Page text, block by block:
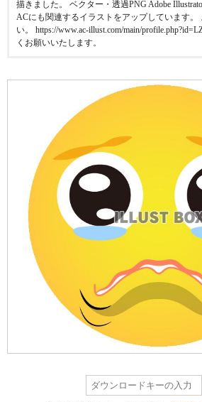
描きました。 ベクター・透過PNG Adobe
ACにも関連するイラストをアップしています。
い。 https://www.ac-illust.com/main/
くお願いいたします。